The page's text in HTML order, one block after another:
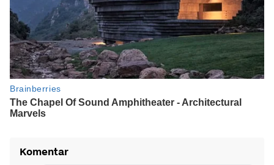
Komentar